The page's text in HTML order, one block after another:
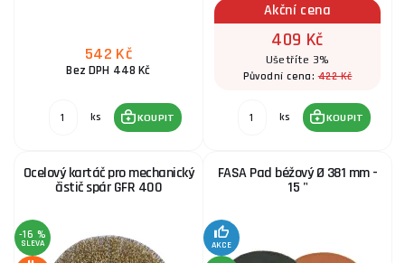
542 Kč
Bez DPH 448 Kč
ks KOUPIT
Akční cena
409 Kč
Ušetříte 3%
Původní cena:422 Kč
ks KOUPIT
Ocelový kartáč pro mechanický
čistič spár GFR 400
-16 %
SLEVA
FASA Pad béžový Ø 381 mm -
15 "
AKCE